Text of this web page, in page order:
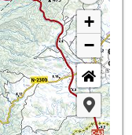
+
−